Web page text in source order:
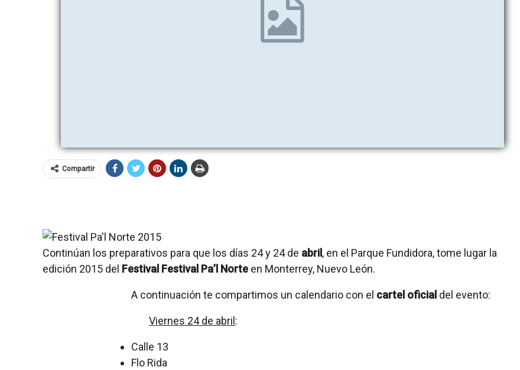
Compartir
Continúan los preparativos para que los días 24 y 24 de abril , en el Parque Fundidora, tome lugar la
edición 2015 del Festival Festival Pa’l Norte en Monterrey, Nuevo León.
A continuación te compartimos un calendario con el cartel oficial del evento:
Viernes 24 de abril :
Calle 13
Flo Rida